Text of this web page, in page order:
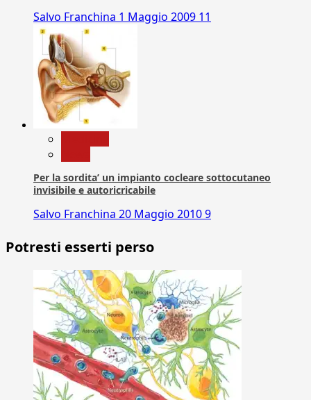
Salvo Franchina 1 Maggio 2009 11
Per la sordita’ un impianto cocleare sottocutaneo
invisibile e autoricricabile
Salvo Franchina 20 Maggio 20109
Potresti esserti perso